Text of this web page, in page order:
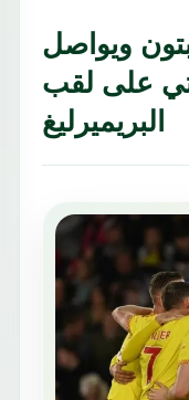
ويواصل
على لقب
البريميرليغ